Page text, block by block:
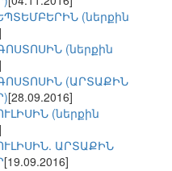
(ներքին
(ներքին
(ԱՐՏԱՔԻՆ
[28.09.2016]
(ներքին
ԱՐՏԱՔԻՆ
[19.09.2016]